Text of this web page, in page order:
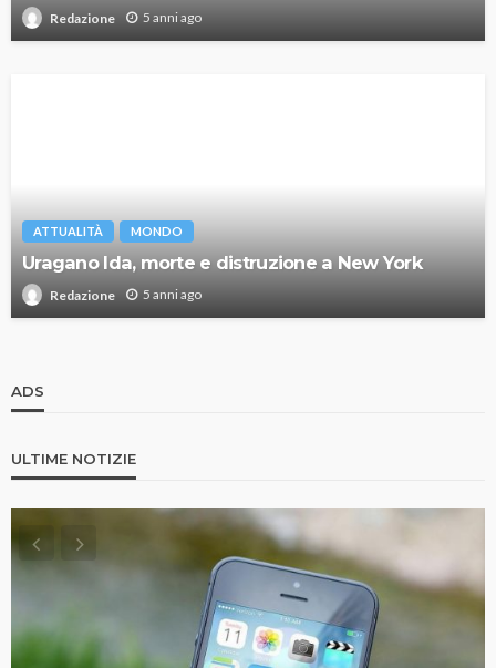
Redazione 5 anni ago
ATTUALITÀ MONDO
Uragano Ida, morte e distruzione a New York
Redazione 5 anni ago
ADS
ULTIME NOTIZIE